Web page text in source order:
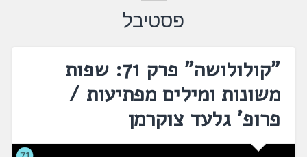
פסטיבל
"קולולושה" פרק 71: שפות
משונות ומילים מפתיעות /
פרופ' גלעד צוקרמן